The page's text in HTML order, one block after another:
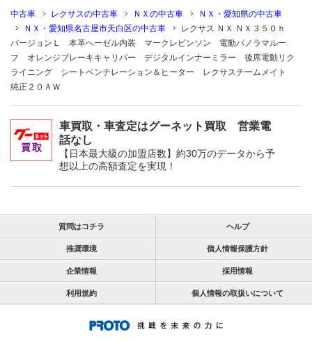
中古車 レクサスの中古車 ＮＸの中古車
ＮＸ・愛知県の中古車
ＮＸ・愛知県名古屋市天白区の中古車
レクサス ＮＸ ＮＸ３５０ｈ
バージョンＬ 本革ヘーゼル内装 マークレビンソン 電動パノラマルー
フ オレンジブレーキキャリパー デジタルインナーミラー 後席電動リク
ライニング シートベンチレーション＆ヒーター レクサスチームメイト
純正２０ＡＷ
車買取・車査定はグーネット買取 営業電
話なし
【日本最大級の加盟店数】約30万のデータから予
想以上の高額査定を実現！
質問はコチラ ヘルプ
推奨環境 個人情報保護方針
企業情報 採用情報
利用規約 個人情報の取扱いについて